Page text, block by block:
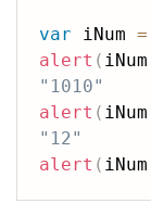
var iNum =
alert ( iNum
"1010"
alert ( iNum
"12"
alert ( iNum